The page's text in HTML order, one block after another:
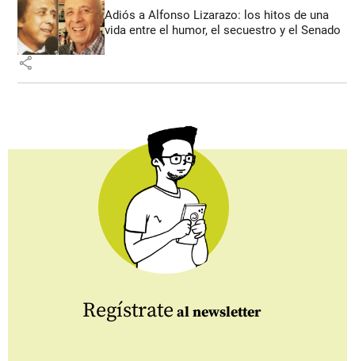
Adiós a Alfonso Lizarazo: los hitos de una
vida entre el humor, el secuestro y el Senado
share
Regístrate al newsletter